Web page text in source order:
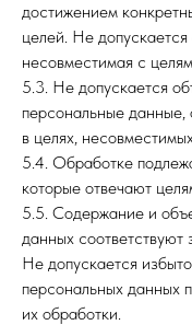
достижением
целей. Не
несовместимая с
5.3. Не допускается
персональные данные,
в целях,
5.4. Обработке
которые отвечают
5.5. Содержание и
данных
Не допускается
персональных данных
их обработки.